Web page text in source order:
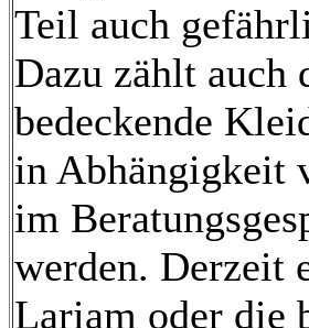
Teil auch
Dazu zählt auch
bedeckende
in Abhängigkeit
im
werden. Derzeit
Lariam oder die